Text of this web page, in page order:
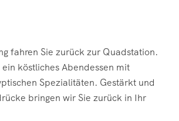
fahren Sie zurück zur Quadstation.
köstliches Abendessen mit
Spezialitäten. Gestärkt und
bringen wir Sie zurück in Ihr